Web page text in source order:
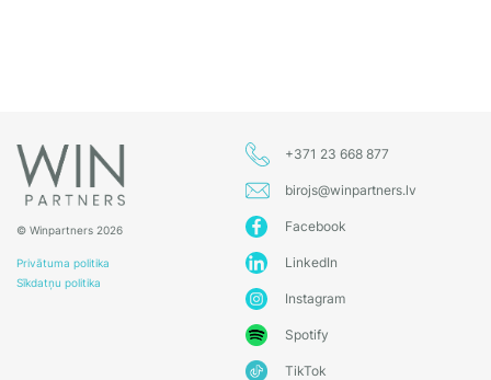
© Winpartners 2026
Privātuma politika
Sīkdatņu politika
+371 23 668 877
birojs@winpartners.lv
Facebook
LinkedIn
Instagram
Spotify
TikTok